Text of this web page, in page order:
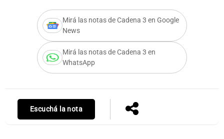
Mirá las notas de Cadena 3 en Google
News
Mirá las notas de Cadena 3 en
WhatsApp
Escuchá la nota